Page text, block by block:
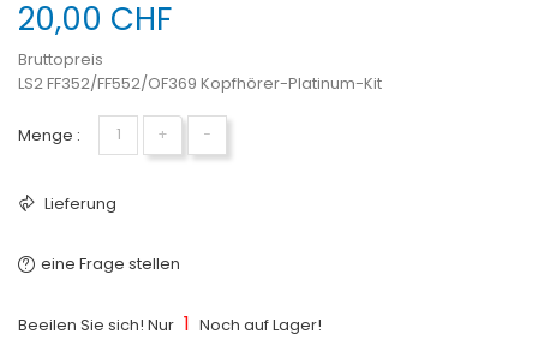
20,00 CHF
Bruttopreis
LS2 FF352/FF552/OF369 Kopfhörer-Platinum-Kit
Menge : + −
Lieferung
eine Frage stellen
Beeilen Sie sich! Nur 1 Noch auf Lager!